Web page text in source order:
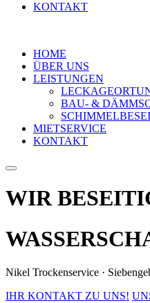
KONTAKT
HOME
ÜBER UNS
LEISTUNGEN
BAU- &
MIETSERVICE
KONTAKT
WIR
Nikel Trockenservice ·
IHR KONTAKT ZU UNS!